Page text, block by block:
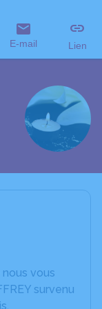
E-mail Lien
vous
survenu